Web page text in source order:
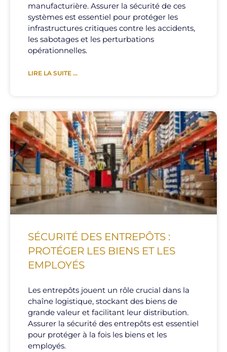
manufacturière. Assurer la sécurité de ces
systèmes est essentiel pour protéger les
infrastructures critiques contre les accidents,
les sabotages et les perturbations
opérationnelles.
LIRE LA SUITE ...
SÉCURITÉ DES ENTREPÔTS :
PROTÉGER LES BIENS ET LES
EMPLOYÉS
Les entrepôts jouent un rôle crucial dans la
chaîne logistique, stockant des biens de
grande valeur et facilitant leur distribution.
Assurer la sécurité des entrepôts est essentiel
pour protéger à la fois les biens et les
employés.